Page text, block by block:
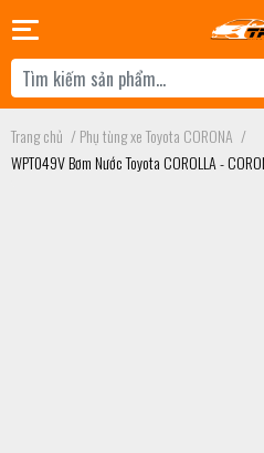
Trang chủ /Phụ tùng xe Toyota CORONA /
WPT049V Bơm Nước Toyota COROLLA -